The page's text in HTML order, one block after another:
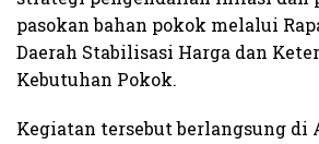
pasokan bahan pokok melalui
Daerah Stabilisasi Harga dan
Kebutuhan Pokok.
Kegiatan tersebut berlangsung di